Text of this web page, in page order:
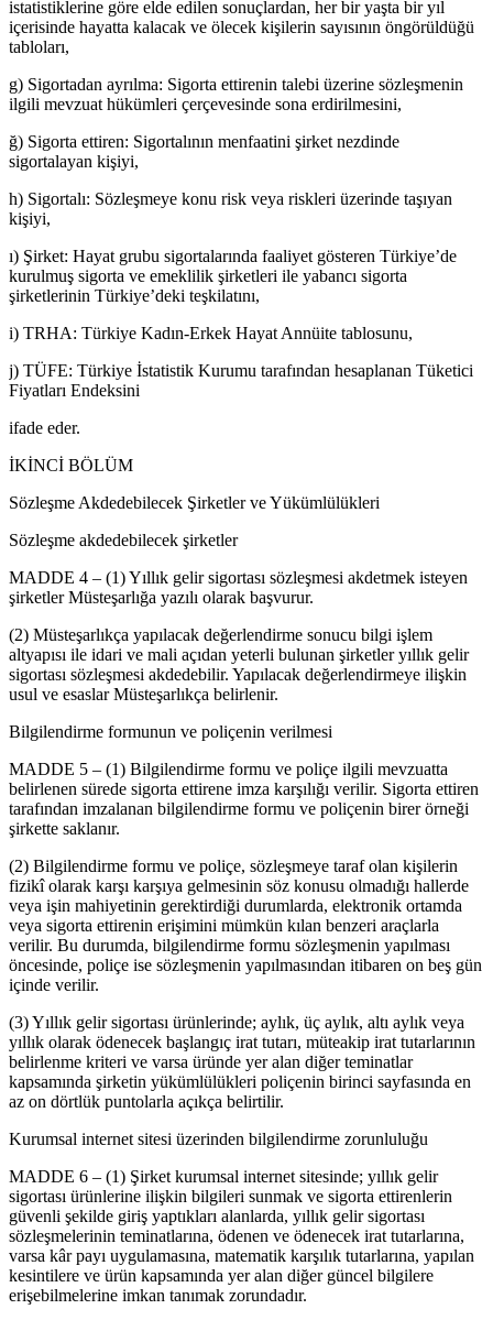
istatistiklerine göre elde edilen sonuçlardan, her bir yaşta bir yıl
içerisinde hayatta kalacak ve ölecek kişilerin sayısının öngörüldüğü
tabloları,
g) Sigortadan ayrılma: Sigorta ettirenin talebi üzerine sözleşmenin
ilgili mevzuat hükümleri çerçevesinde sona erdirilmesini,
ğ) Sigorta ettiren: Sigortalının menfaatini şirket nezdinde
sigortalayan kişiyi,
h) Sigortalı: Sözleşmeye konu risk veya riskleri üzerinde taşıyan
kişiyi,
ı) Şirket: Hayat grubu sigortalarında faaliyet gösteren Türkiye’de
kurulmuş sigorta ve emeklilik şirketleri ile yabancı sigorta
şirketlerinin Türkiye’deki teşkilatını,
i) TRHA: Türkiye Kadın-Erkek Hayat Annüite tablosunu,
j) TÜFE: Türkiye İstatistik Kurumu tarafından hesaplanan Tüketici
Fiyatları Endeksini
ifade eder.
İKİNCİ BÖLÜM
Sözleşme Akdedebilecek Şirketler ve Yükümlülükleri
Sözleşme akdedebilecek şirketler
MADDE 4 – (1) Yıllık gelir sigortası sözleşmesi akdetmek isteyen
şirketler Müsteşarlığa yazılı olarak başvurur.
(2) Müsteşarlıkça yapılacak değerlendirme sonucu bilgi işlem
altyapısı ile idari ve mali açıdan yeterli bulunan şirketler yıllık gelir
sigortası sözleşmesi akdedebilir. Yapılacak değerlendirmeye ilişkin
usul ve esaslar Müsteşarlıkça belirlenir.
Bilgilendirme formunun ve poliçenin verilmesi
MADDE 5 – (1) Bilgilendirme formu ve poliçe ilgili mevzuatta
belirlenen sürede sigorta ettirene imza karşılığı verilir. Sigorta ettiren
tarafından imzalanan bilgilendirme formu ve poliçenin birer örneği
şirkette saklanır.
(2) Bilgilendirme formu ve poliçe, sözleşmeye taraf olan kişilerin
fizikî olarak karşı karşıya gelmesinin söz konusu olmadığı hallerde
veya işin mahiyetinin gerektirdiği durumlarda, elektronik ortamda
veya sigorta ettirenin erişimini mümkün kılan benzeri araçlarla
verilir. Bu durumda, bilgilendirme formu sözleşmenin yapılması
öncesinde, poliçe ise sözleşmenin yapılmasından itibaren on beş gün
içinde verilir.
(3) Yıllık gelir sigortası ürünlerinde; aylık, üç aylık, altı aylık veya
yıllık olarak ödenecek başlangıç irat tutarı, müteakip irat tutarlarının
belirlenme kriteri ve varsa üründe yer alan diğer teminatlar
kapsamında şirketin yükümlülükleri poliçenin birinci sayfasında en
az on dörtlük puntolarla açıkça belirtilir.
Kurumsal internet sitesi üzerinden bilgilendirme zorunluluğu
MADDE 6 – (1) Şirket kurumsal internet sitesinde; yıllık gelir
sigortası ürünlerine ilişkin bilgileri sunmak ve sigorta ettirenlerin
güvenli şekilde giriş yaptıkları alanlarda, yıllık gelir sigortası
sözleşmelerinin teminatlarına, ödenen ve ödenecek irat tutarlarına,
varsa kâr payı uygulamasına, matematik karşılık tutarlarına, yapılan
kesintilere ve ürün kapsamında yer alan diğer güncel bilgilere
erişebilmelerine imkan tanımak zorundadır.